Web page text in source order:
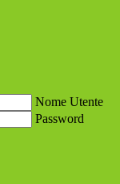
Nome Utente
Password